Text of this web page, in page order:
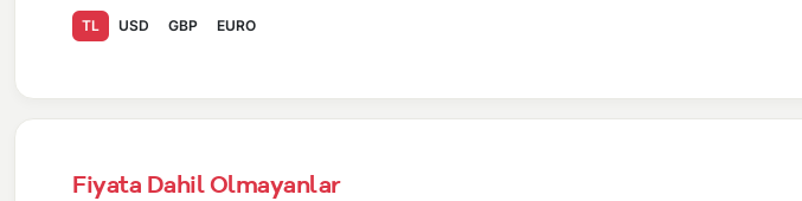
Özel Yüzme Havuzu
TL USD GBP EURO
Fiyata Dahil Olmayanlar